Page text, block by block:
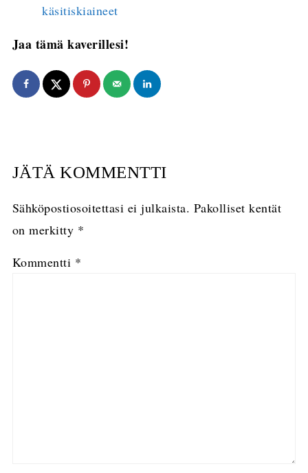
käsitiskiaineet
Jaa tämä kaverillesi!
JÄTÄ KOMMENTTI
Sähköpostiosoitettasi ei julkaista. Pakolliset kentät
on merkitty *
Kommentti *